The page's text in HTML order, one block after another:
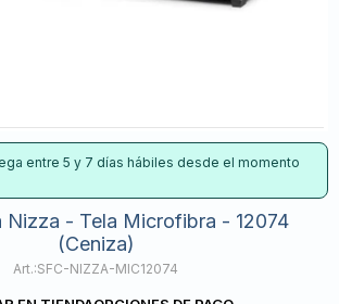
entre 5 y 7 días hábiles desde el momento
Nizza - Tela Microfibra - 12074
(Ceniza)
SFC-NIZZA-MIC12074